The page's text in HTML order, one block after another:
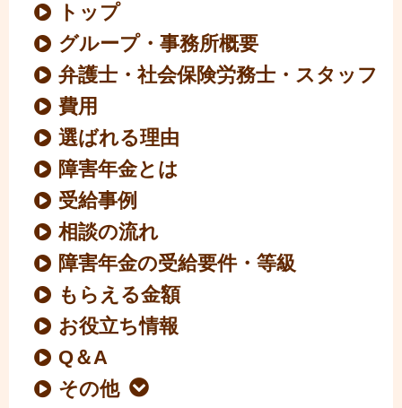
トップ
グループ・事務所概要
弁護士・社会保険労務士・スタッフ
費用
選ばれる理由
障害年金とは
受給事例
相談の流れ
障害年金の受給要件・等級
もらえる金額
お役立ち情報
Q＆A
その他